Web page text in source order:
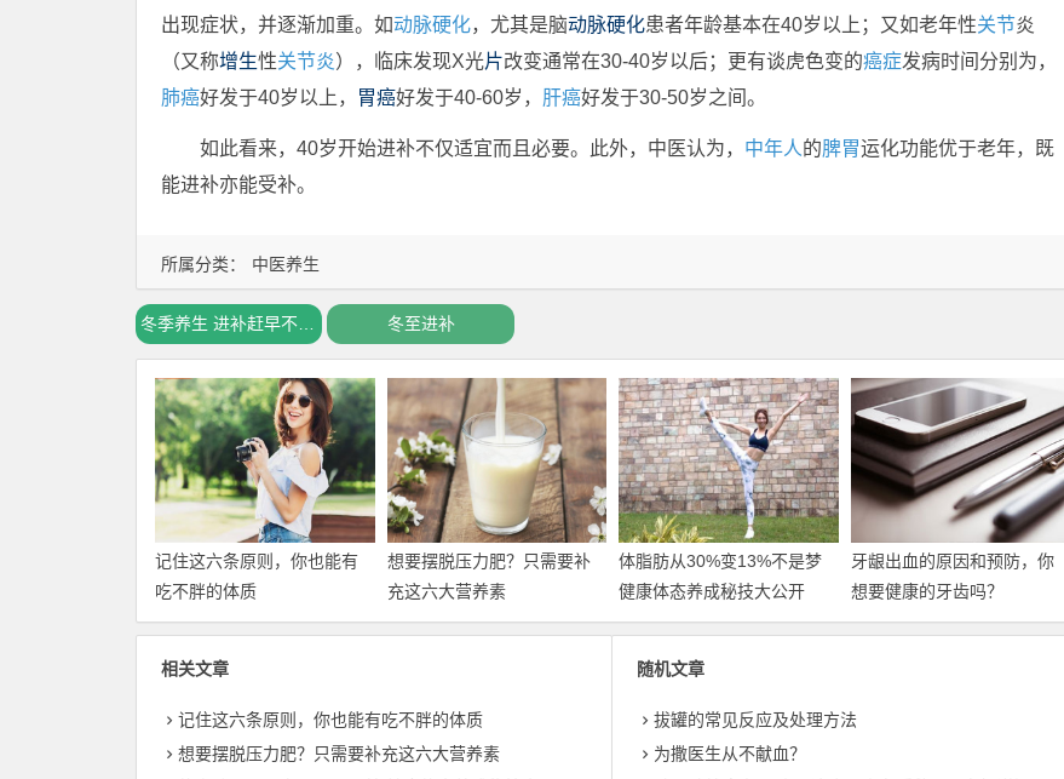
所属分类： 中医养生
出现症状，并逐渐加重。如动脉硬化，尤其是脑动脉硬化患者年龄基本在40岁以上；又如老年性关节炎
（又称增生性关节炎），临床发现X光片改变通常在30-40岁以后；更有谈虎色变的癌症发病时间分别为，
肺癌好发于40岁以上， 胃癌好发于40-60岁， 肝癌好发于30-50岁之间。
如此看来，40岁开始进补不仅适宜而且必要。此外，中医认为， 中年人的脾胃运化功能优于老年，既
能进补亦能受补。
冬至进补
记住这六条原则，你也能有
吃不胖的体质
想要摆脱压力肥？只需要补
充这六大营养素
体脂肪从30%变13%不是梦
健康体态养成秘技大公开
牙龈出血的原因和预防，你
想要健康的牙齿吗？
相关文章
记住这六条原则，你也能有吃不胖的体质
想要摆脱压力肥？只需要补充这六大营养素
随机文章
拔罐的常见反应及处理方法
为撒医生从不献血？